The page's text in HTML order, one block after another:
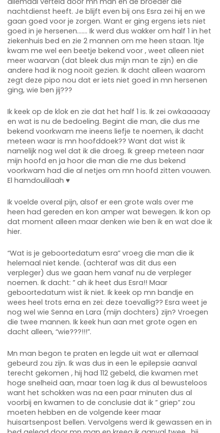
nachtdienst heeft. Je blijft even bij ons Esra zei hij en we
gaan goed voor je zorgen. Want er ging ergens iets niet
goed in je hersenen……. Ik werd dus wakker om half 1 in het
ziekenhuis bed en zie 2 mannen om me heen staan. 1tje
kwam me wel een beetje bekend voor , weet alleen niet
meer waarvan (dat bleek dus mijn man te zijn) en die
andere had ik nog nooit gezien. Ik dacht alleen waarom
zegt deze pipo nou dat er iets niet goed in mn hersenen
ging, wie ben jij???
Ik keek op de klok en zie dat het half 1 is. Ik zei owkaaaaay
en wat is nu de bedoeling. Begint die man, die dus me
bekend voorkwam me ineens liefje te noemen, ik dacht
meteen waar is mn hoofddoek?? Want dat wist ik
namelijk nog wel dat ik die droeg. Ik greep meteen naar
mijn hoofd en ja hoor die man die me dus bekend
voorkwam had die al netjes om mn hoofd zitten vouwen.
El hamdoulilaah ♥️
Ik voelde overal pijn, alsof er een grote wals over me
heen had gereden en kon amper wat bewegen. Ik kon op
dat moment alleen maar denken wie ben ik en wat doe ik
hier.
“Wat is je geboortedatum esra” vroeg die man die ik
helemaal niet kende. (achteraf was dit dus een
verpleger) dus we gaan hem vanaf nu de verpleger
noemen. Ik dacht: ” ah ik heet dus Esra!! Maar
geboortedatum wist ik niet. Ik keek op mn bandje en
wees heel trots erna en zei: deze toevallig?? Esra weet je
nog wel wie Senna en Lara (mijn dochters) zijn? Vroegen
die twee mannen. Ik keek hun aan met grote ogen en
dacht alleen, “wie???!!!”.
Mn man begon te praten en legde uit wat er allemaal
gebeurd zou zijn. Ik was dus in een 1e epilepsie aanval
terecht gekomen , hij had 112 gebeld, die kwamen met
hoge snelheid aan, maar toen lag ik dus al bewusteloos
want het schokken was na een paar minuten dus al
voorbij en kwamen to de conclusie dat ik ” griep” zou
moeten hebben en de volgende keer maar
huisartsenpost bellen. Vervolgens werd ik gewassen en in